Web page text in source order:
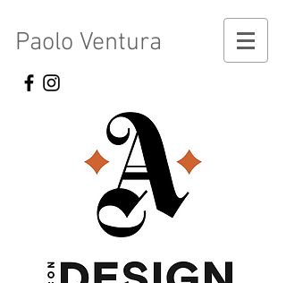
Paolo Ventura